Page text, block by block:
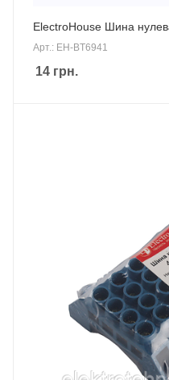
ElectroHouse Шина
Арт.: EH-BT6941
14 грн.